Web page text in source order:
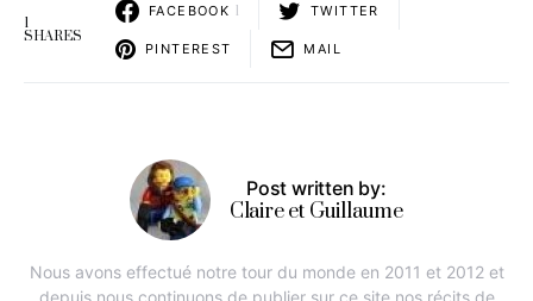
1
SHARES
FACEBOOK TWITTER
PINTEREST MAIL
Post written by:
Claire et Guillaume
Nous avons effectué notre tour du monde en 2011 et 2012 et